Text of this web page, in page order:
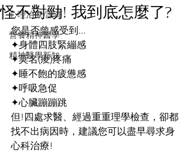
心理治療/諮商
營養精神醫學
精神醫學新知
怪不對勁! 我到底怎麼了?
您是否曾感受到...
✦身體四肢緊繃感
✦莫名(痠)疼痛
✦睡不飽的疲憊感
✦呼吸急促
✦心臟蹦蹦跳
但!四處求醫、經過重重理學檢查，卻都
找不出病因時，建議您可以盡早尋求身
心科治療!